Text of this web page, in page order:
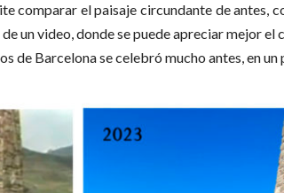
comparar el paisaje circundante de antes,
un video, donde se puede apreciar mejor
de Barcelona se celebró mucho antes, en un